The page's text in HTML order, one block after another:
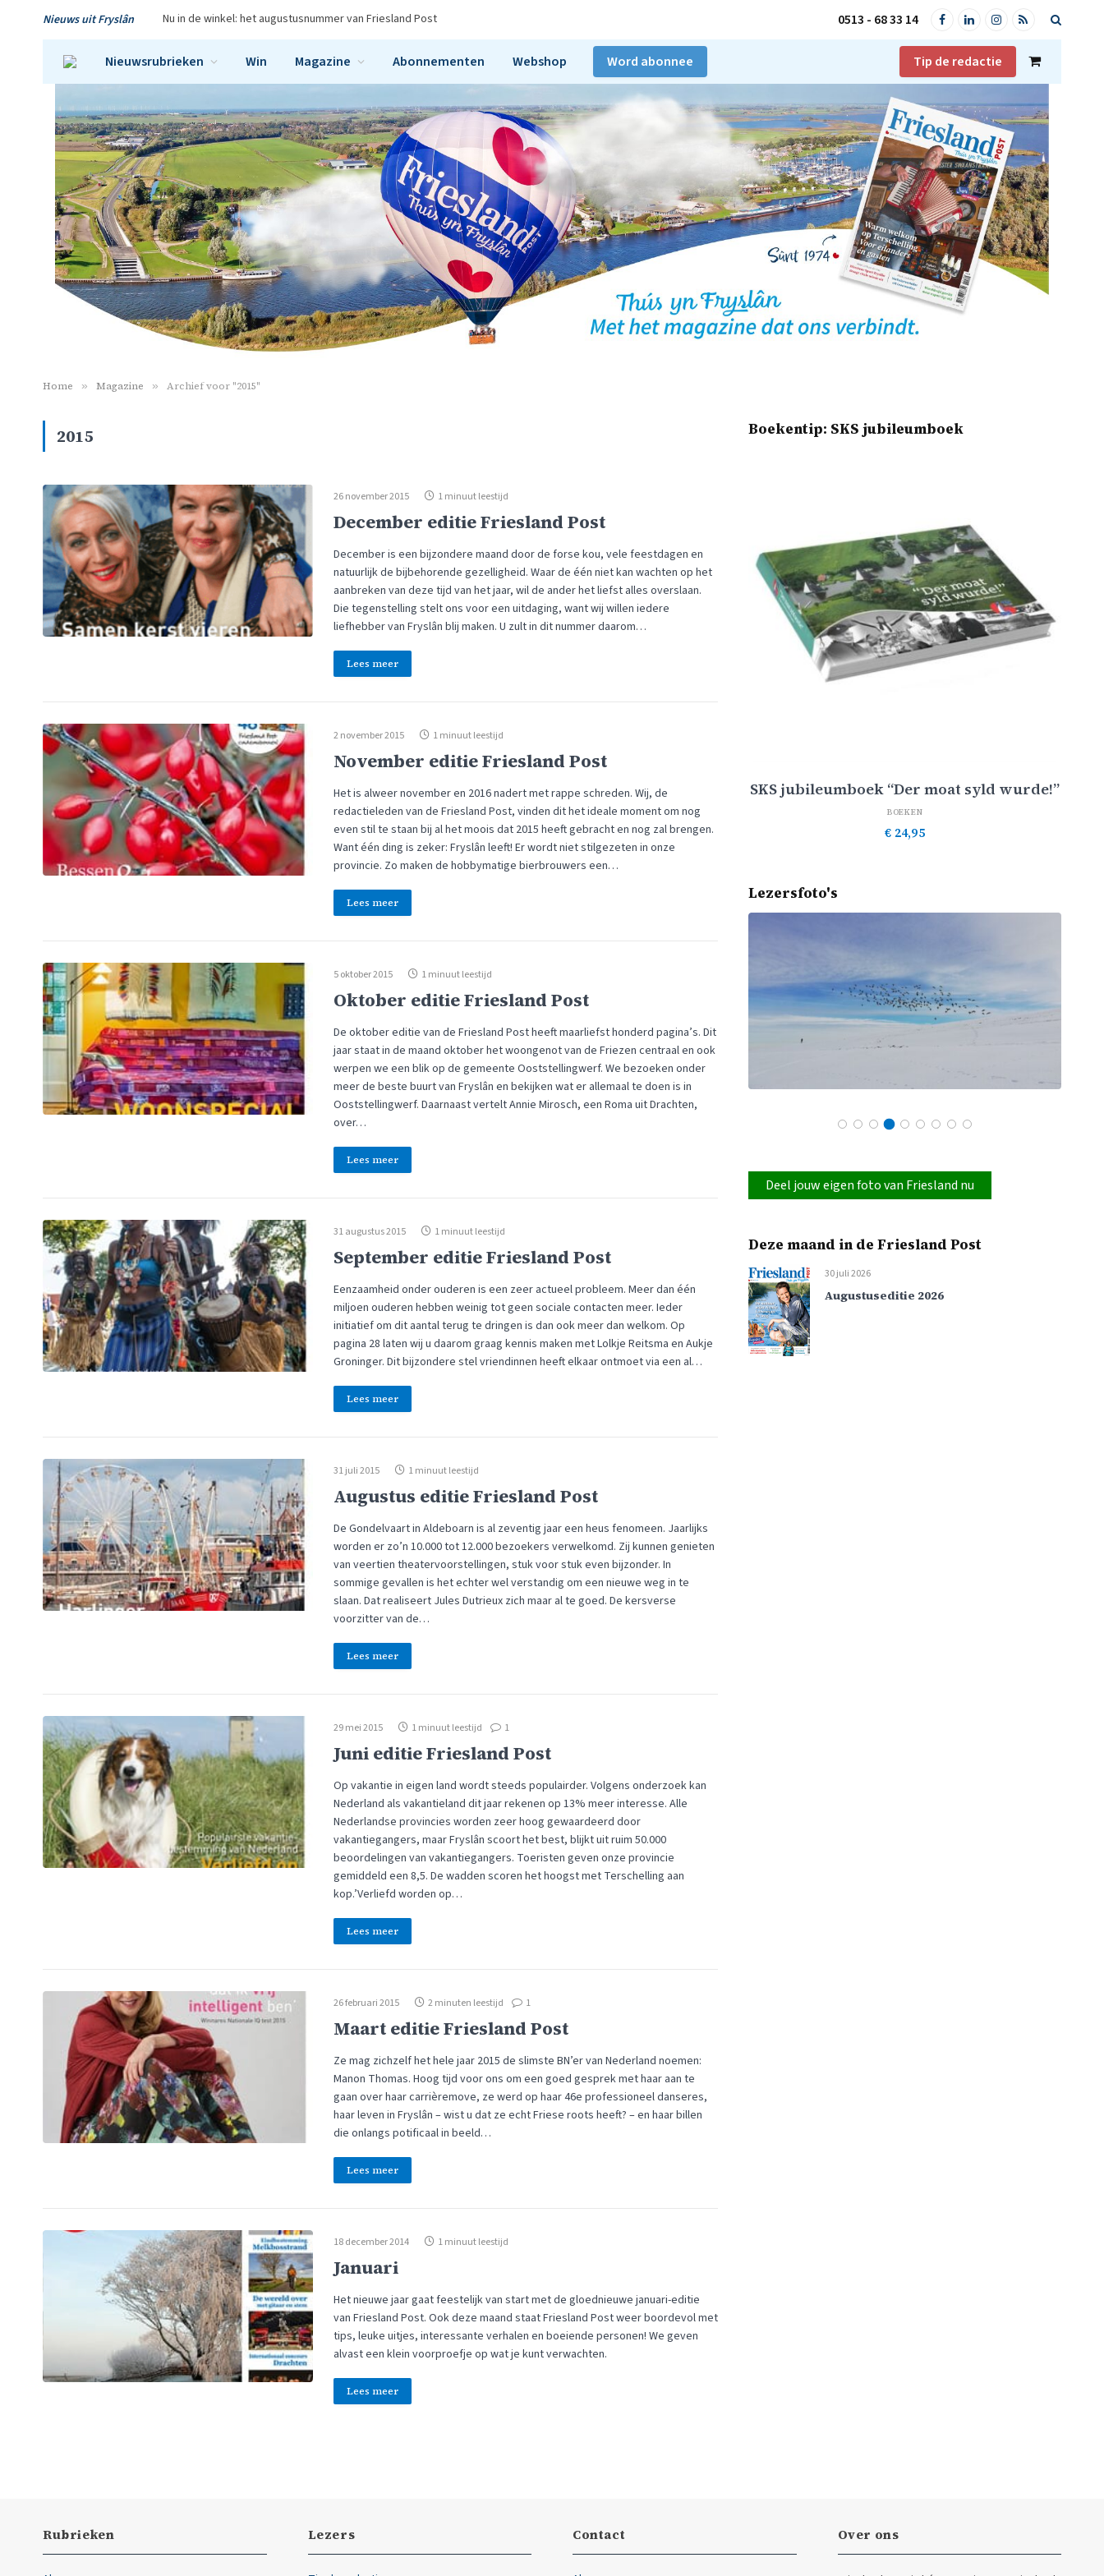
Nieuws uit Fryslân Nu in de winkel: het augustusnummer van Friesland Post 0513 - 68 33 14 FacebookLinkedInInstagram
RSS
Nieuwsrubrieken Win Magazine Abonnementen Webshop Word abonnee Tip de redactie
Shopping
Cart
Home » Magazine » Archief voor "2015"
2015
26 november 2015 1 minuut leestijd
December editie Friesland Post
December is een bijzondere maand door de forse kou, vele feestdagen en
natuurlijk de bijbehorende gezelligheid. Waar de één niet kan wachten op het
aanbreken van deze tijd van het jaar, wil de ander het liefst alles overslaan.
Die tegenstelling stelt ons voor een uitdaging, want wij willen iedere
liefhebber van Fryslân blij maken. U zult in dit nummer daarom…
Lees meer
2 november 2015 1 minuut leestijd
November editie Friesland Post
Het is alweer november en 2016 nadert met rappe schreden. Wij, de
redactieleden van de Friesland Post, vinden dit het ideale moment om nog
even stil te staan bij al het moois dat 2015 heeft gebracht en nog zal brengen.
Want één ding is zeker: Fryslân leeft! Er wordt niet stilgezeten in onze
provincie. Zo maken de hobbymatige bierbrouwers een…
Lees meer
5 oktober 2015 1 minuut leestijd
Oktober editie Friesland Post
De oktober editie van de Friesland Post heeft maarliefst honderd pagina’s. Dit
jaar staat in de maand oktober het woongenot van de Friezen centraal en ook
werpen we een blik op de gemeente Ooststellingwerf. We bezoeken onder
meer de beste buurt van Fryslân en bekijken wat er allemaal te doen is in
Ooststellingwerf. Daarnaast vertelt Annie Mirosch, een Roma uit Drachten,
over…
Lees meer
31 augustus 2015 1 minuut leestijd
September editie Friesland Post
Eenzaamheid onder ouderen is een zeer actueel probleem. Meer dan één
miljoen ouderen hebben weinig tot geen sociale contacten meer. Ieder
initiatief om dit aantal terug te dringen is dan ook meer dan welkom. Op
pagina 28 laten wij u daarom graag kennis maken met Lolkje Reitsma en Aukje
Groninger. Dit bijzondere stel vriendinnen heeft elkaar ontmoet via een al…
Lees meer
31 juli 2015 1 minuut leestijd
Augustus editie Friesland Post
De Gondelvaart in Aldeboarn is al zeventig jaar een heus fenomeen. Jaarlijks
worden er zo’n 10.000 tot 12.000 bezoekers verwelkomd. Zij kunnen genieten
van veertien theatervoorstellingen, stuk voor stuk even bijzonder. In
sommige gevallen is het echter wel verstandig om een nieuwe weg in te
slaan. Dat realiseert Jules Dutrieux zich maar al te goed. De kersverse
voorzitter van de…
Lees meer
29 mei 2015 1 minuut leestijd 1
Juni editie Friesland Post
Op vakantie in eigen land wordt steeds populairder. Volgens onderzoek kan
Nederland als vakantieland dit jaar rekenen op 13% meer interesse. Alle
Nederlandse provincies worden zeer hoog gewaardeerd door
vakantiegangers, maar Fryslân scoort het best, blijkt uit ruim 50.000
beoordelingen van vakantiegangers. Toeristen geven onze provincie
gemiddeld een 8,5. De wadden scoren het hoogst met Terschelling aan
kop.’Verliefd worden op…
Lees meer
26 februari 2015 2 minuten leestijd 1
Maart editie Friesland Post
Ze mag zichzelf het hele jaar 2015 de slimste BN’er van Nederland noemen:
Manon Thomas. Hoog tijd voor ons om een goed gesprek met haar aan te
gaan over haar carrièremove, ze werd op haar 46e professioneel danseres,
haar leven in Fryslân – wist u dat ze echt Friese roots heeft? – en haar billen
die onlangs potificaal in beeld…
Lees meer
18 december 2014 1 minuut leestijd
Januari
Het nieuwe jaar gaat feestelijk van start met de gloednieuwe januari-editie
van Friesland Post. Ook deze maand staat Friesland Post weer boordevol met
tips, leuke uitjes, interessante verhalen en boeiende personen! We geven
alvast een klein voorproefje op wat je kunt verwachten.
Lees meer
Boekentip: SKS jubileumboek
SKS jubileumboek “Der moat syld wurde!”
BOEKEN
€ 24,95
Lezersfoto's
Deel jouw eigen foto van Friesland nu
Deze maand in de Friesland Post
30 juli 2026
Augustuseditie 2026
Rubrieken Lezers Contact Over ons